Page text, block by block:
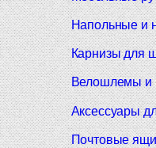
Напольные и
Карнизы для
Велошлемы и
Аксессуары
Почтовые